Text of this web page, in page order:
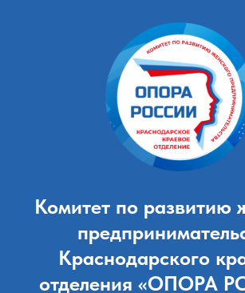
Комитет по развитию женского
предпринимательства
отделения «ОПОРА РОССИИ»
Развитие, популяризация
и эффективные меры поддержки
женского предпринимательства
в Краснодарском крае